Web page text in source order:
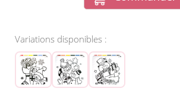
Variations disponibles :